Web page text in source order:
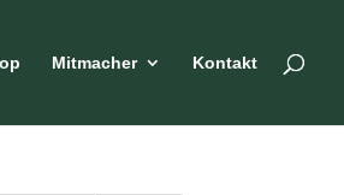
Mitmacher Kontakt